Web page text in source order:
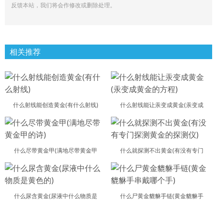
反馈本站，我们将会作修改或删除处理。
相关推荐
什么射线能创造黄金(有什么射线) 什么射线能让汞变成黄金(汞变成
什么尽带黄金甲(满地尽带黄金甲 什么就探测不出黄金(有没有专门
什么尿含黄金(尿液中什么物质是 什么尸黄金貔貅手链(黄金貔貅手